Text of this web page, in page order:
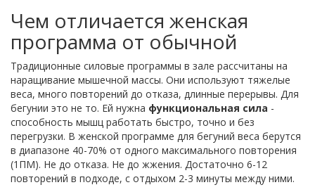
Чем отличается женская
программа от обычной
Традиционные силовые программы в зале рассчитаны на
наращивание мышечной массы. Они используют тяжелые
веса, много повторений до отказа, длинные перерывы. Для
бегунии это не то. Ей нужна функциональная сила -
способность мышц работать быстро, точно и без
перегрузки. В женской программе для бегуний веса берутся
в диапазоне 40-70% от одного максимального повторения
(1ПМ). Не до отказа. Не до жжения. Достаточно 6-12
повторений в подходе, с отдыхом 2-3 минуты между ними.